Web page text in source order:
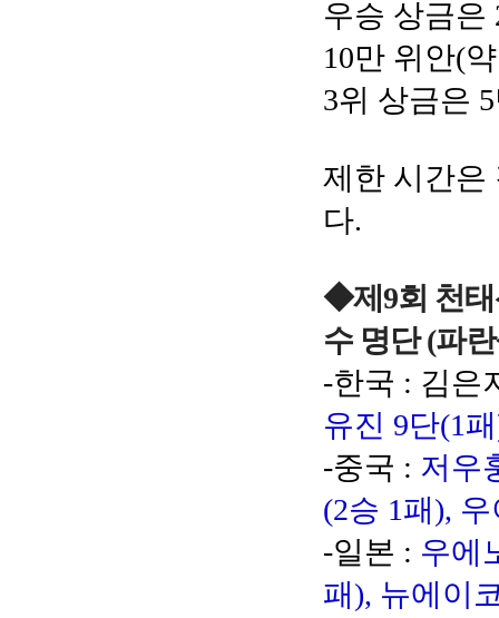
우승 상금은
10만 위안(
3위 상금은
제한 시간은
다.
◆제9회 천태
수 명단(파
-한국 : 김은
유진 9단(1
-중국 : 저우
(2승 1패),
-일본 : 우에
패), 뉴에이